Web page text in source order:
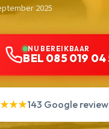
2025
NU BEREIKBAAR
BEL 085 019 04
143 Google